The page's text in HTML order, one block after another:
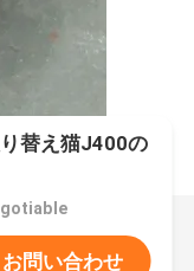
替え猫J400の
お問い合わせ